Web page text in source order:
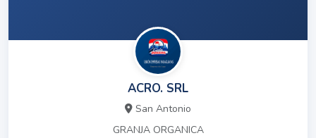
ACRO. SRL
San Antonio
GRANJA ORGANICA